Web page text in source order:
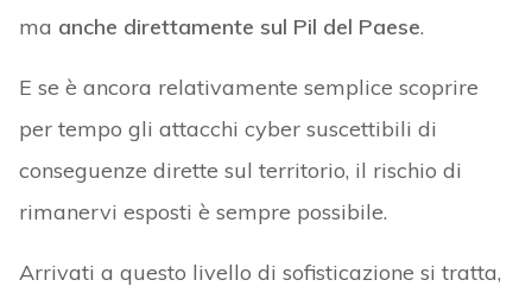
ma anche direttamente sul Pil del Paese.
E se è ancora relativamente semplice scoprire
per tempo gli attacchi cyber suscettibili di
conseguenze dirette sul territorio, il rischio di
rimanervi esposti è sempre possibile.
Arrivati a questo livello di sofisticazione si tratta,